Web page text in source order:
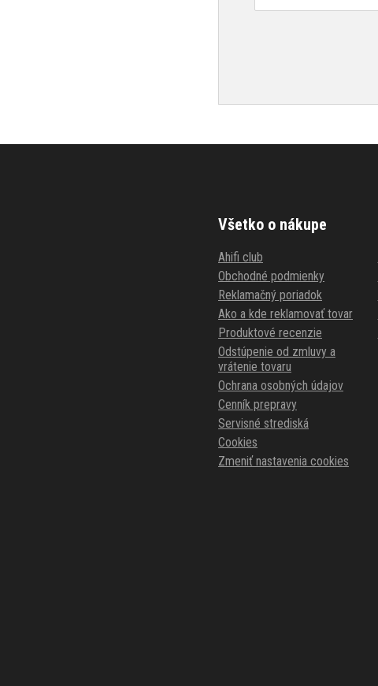
Všetko o nákupe
Ahifi club
Obchodné podmienky
Reklamačný poriadok
Ako a kde reklamovať tovar
Produktové recenzie
Odstúpenie od zmluvy a
vrátenie tovaru
Ochrana osobných údajov
Cenník prepravy
Servisné strediská
Cookies
Zmeniť nastavenia cookies